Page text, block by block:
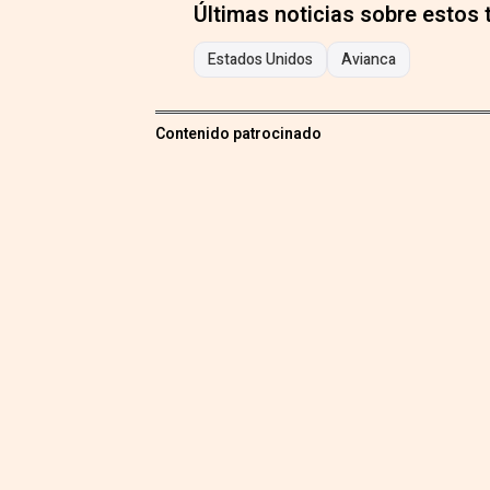
Últimas noticias sobre estos
Estados Unidos Avianca
Contenido patrocinado